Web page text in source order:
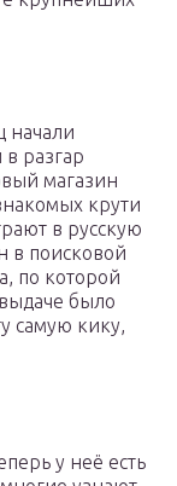
начали
разгар
магазин
крути
в русскую
в поисковой
по которой
было
самую кику,
у неё есть